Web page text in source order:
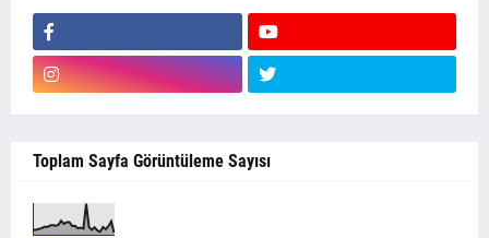
Toplam Sayfa Görüntüleme Sayısı